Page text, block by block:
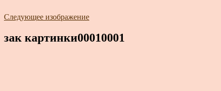
Следующее изображение
зак картинки00010001